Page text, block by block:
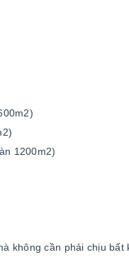
1200m2)
không cần phải chịu bất